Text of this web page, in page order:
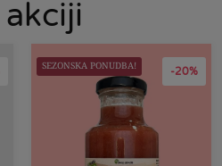
akciji
-20%
SEZONSKA PONUDBA!